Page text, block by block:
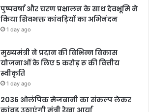
पुष्पवर्षा और चरण प्रक्षालन के साथ देवभूमि ने
किया शिवभक्त कांवड़ियों का अभिनंदन
1 day ago
मुख्यमंत्री ने प्रदान की विभिन्न विकास
योजनाओं के लिए 5 करोड़ रू की वित्तीय
स्वीकृति
1 day ago
2036 ओलंपिक मेजबानी का संकल्प लेकर